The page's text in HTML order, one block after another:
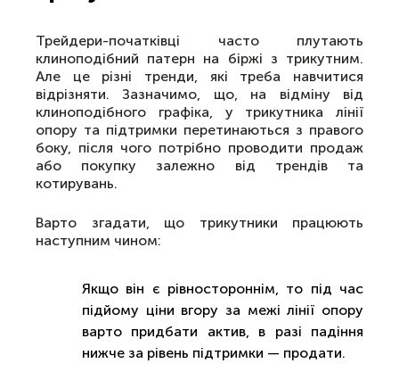
Трейдери-початківці часто плутають
клиноподібний патерн на біржі з трикутним.
Але це різні тренди, які треба навчитися
відрізняти. Зазначимо, що, на відміну від
клиноподібного графіка, у трикутника лінії
опору та підтримки перетинаються з правого
боку, після чого потрібно проводити продаж
або покупку залежно від трендів та
котирувань.
Варто згадати, що трикутники працюють
наступним чином:
Якщо він є рівностороннім, то під час
підйому ціни вгору за межі лінії опору
варто придбати актив, в разі падіння
нижче за рівень підтримки — продати.